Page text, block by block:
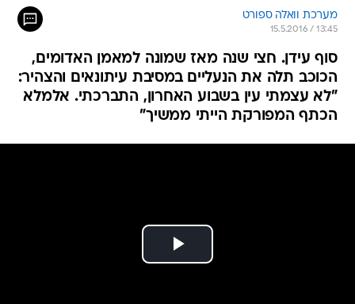
מערכת וואלה ספורט
15.5.2016 / 13:45
סוף עידן. חצי שנה מאז שמונה למאמן האדומים,
הכוכב תלה את הנעליים במסיבת עיתונאים והצהיר:
"לא עצמתי עין בשבוע האחרון, התברכתי. אלמלא
הכתף המפורקת הייתי ממשיך"